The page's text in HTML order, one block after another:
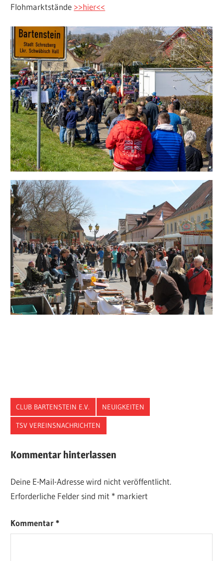
Flohmarktstände >>hier<<
CLUB BARTENSTEIN E.V. NEUIGKEITEN
TSV VEREINSNACHRICHTEN
Kommentar hinterlassen
Deine E-Mail-Adresse wird nicht veröffentlicht.
Erforderliche Felder sind mit * markiert
Kommentar*